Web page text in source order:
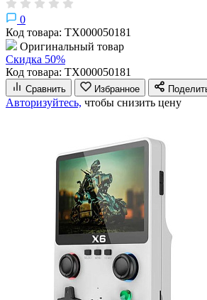
0
Код товара: ТХ000050181
Оригинальный товар
Скидка 50%
Код товара: ТХ000050181
Сравнить Избранное
Авторизуйтесь, чтобы снизить цену